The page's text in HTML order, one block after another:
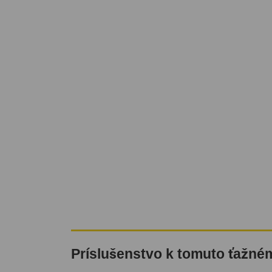
Príslušenstvo k tomuto